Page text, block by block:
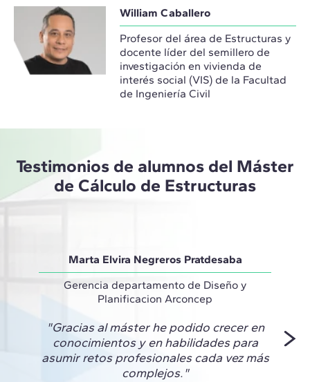
William Caballero
Profesor del área de Estructuras y
docente líder del semillero de
investigación en vivienda de
interés social (VIS) de la Facultad
de Ingeniería Civil
Testimonios de alumnos del Máster
de Cálculo de Estructuras
Marta Elvira Negreros Pratdesaba
Gerencia departamento de Diseño y
Planificacion Arconcep
"Gracias al máster he podido crecer en
conocimientos y en habilidades para
asumir retos profesionales cada vez más
complejos."